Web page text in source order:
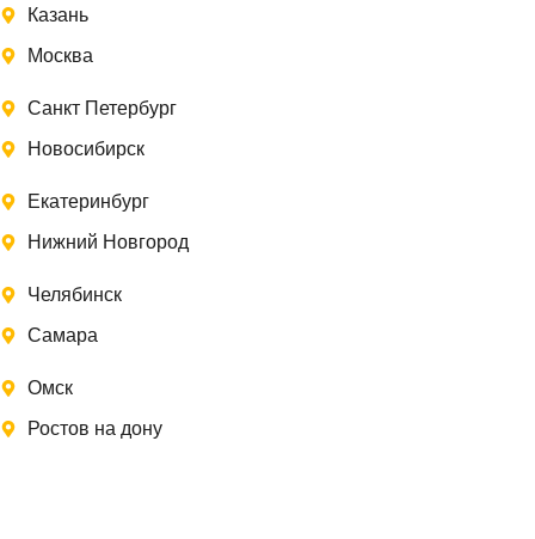
Казань
Москва
Санкт Петербург
Новосибирск
Екатеринбург
Нижний Новгород
Челябинск
Самара
Омск
Ростов на дону